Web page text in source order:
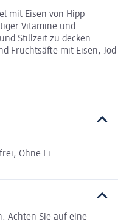
mit Eisen von Hipp
Vitamine und
Stillzeit zu decken.
Fruchtsäfte mit Eisen, Jod
Ohne Ei
Achten Sie auf eine